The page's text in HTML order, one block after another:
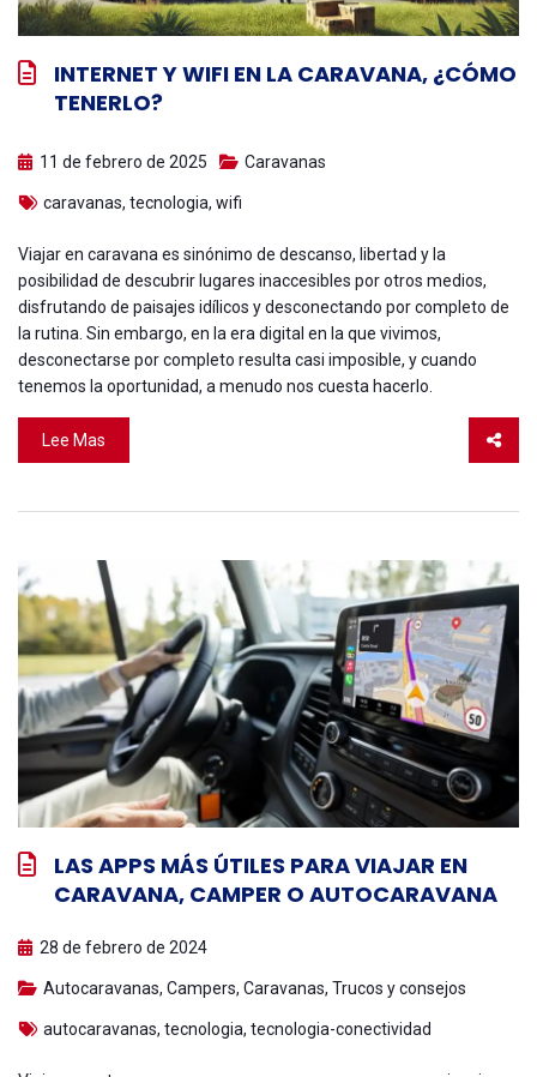
INTERNET Y WIFI EN LA CARAVANA, ¿CÓMO
TENERLO?
11 de febrero de 2025 Caravanas
caravanas, tecnologia, wifi
Viajar en caravana es sinónimo de descanso, libertad y la
posibilidad de descubrir lugares inaccesibles por otros medios,
disfrutando de paisajes idílicos y desconectando por completo de
la rutina. Sin embargo, en la era digital en la que vivimos,
desconectarse por completo resulta casi imposible, y cuando
tenemos la oportunidad, a menudo nos cuesta hacerlo.
Lee Mas
LAS APPS MÁS ÚTILES PARA VIAJAR EN
CARAVANA, CAMPER O AUTOCARAVANA
28 de febrero de 2024
Autocaravanas, Campers, Caravanas, Trucos y consejos
autocaravanas, tecnologia, tecnologia-conectividad